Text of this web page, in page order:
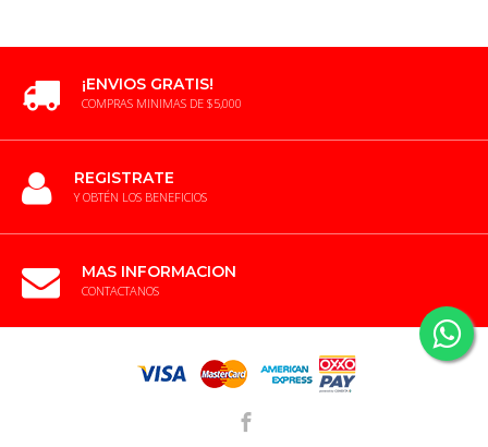
¡ENVIOS GRATIS!
COMPRAS MINIMAS DE $5,000
REGISTRATE
Y OBTÉN LOS BENEFICIOS
MAS INFORMACION
CONTACTANOS